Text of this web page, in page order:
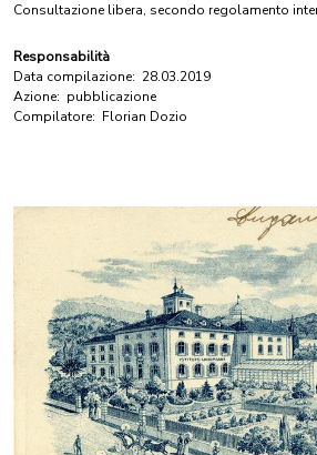
Consultazione libera, secondo regolamento
Responsabilità
Data compilazione: 28.03.2019
Azione: pubblicazione
Compilatore: Florian Dozio